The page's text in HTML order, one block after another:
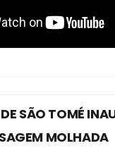
SÃO TOMÉ
MOLHADA